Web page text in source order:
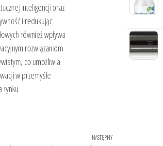
inteligencji oraz
i redukując
również wpływa
rozwiązaniom
co umożliwia
w przemyśle
rynku
Następny
NASTĘPNY